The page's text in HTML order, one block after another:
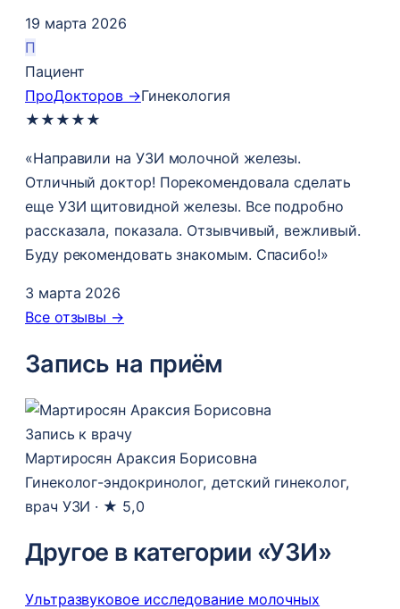
19 марта 2026
П
Пациент
ПроДокторов →Гинекология
★ ★ ★ ★ ★
«Направили на УЗИ молочной железы.
Отличный доктор! Порекомендовала сделать
еще УЗИ щитовидной железы. Все подробно
рассказала, показала. Отзывчивый, вежливый.
Буду рекомендовать знакомым. Спасибо!»
3 марта 2026
Все отзывы →
Запись на приём
Запись к врачу
Мартиросян Араксия Борисовна
Гинеколог-эндокринолог, детский гинеколог,
врач УЗИ · ★ 5,0
Другое в категории «УЗИ»
Ультразвуковое исследование молочных